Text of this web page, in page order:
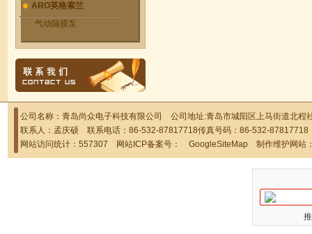
ARO英格索兰
气动隔膜泵
公司名称：青岛尚众电子科技有限公司 公司地址:青岛市城阳区上马街道北
联系人：孟庆硕 联系电话：86-532-87817718传真号码：86-532-
网站访问统计：557307 网站ICP备案号： GoogleSiteMap 制作维护网站